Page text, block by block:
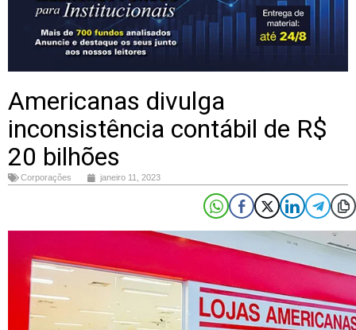
Americanas divulga
inconsistência contábil de R$
20 bilhões
Corporações janeiro 11, 2023